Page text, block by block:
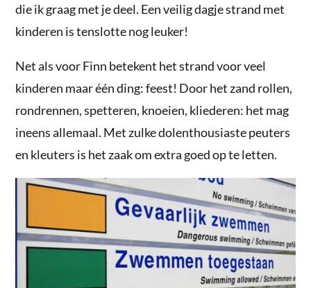
die ik graag met je deel. Een veilig dagje strand met
kinderen is tenslotte nog leuker!
Net als voor Finn betekent het strand voor veel
kinderen maar één ding: feest! Door het zand rollen,
rondrennen, spetteren, knoeien, kliederen: het mag
ineens allemaal. Met zulke dolenthousiaste peuters
en kleuters is het zaak om extra goed op te letten.